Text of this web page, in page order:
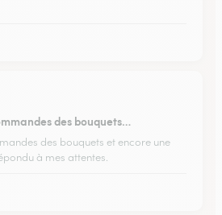
des bouquets…
des bouquets et encore une
à mes attentes.